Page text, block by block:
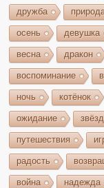
дружба
осень девушка
весна дракон
воспоминание
ночь котёнок
ожидание
путешествия
радость
война надежда